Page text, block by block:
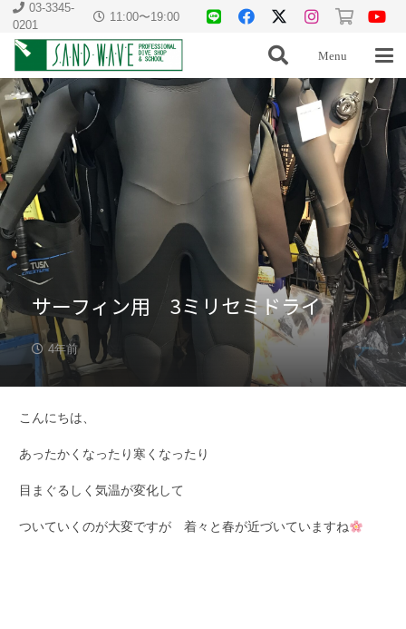
03-3345-
0201
11:00〜19:00
Menu
サーフィン用 3ミリセミドライ
4年前
こんにちは、
あったかくなったり寒くなったり
目まぐるしく気温が変化して
ついていくのが大変ですが 着々と春が近づいていますね